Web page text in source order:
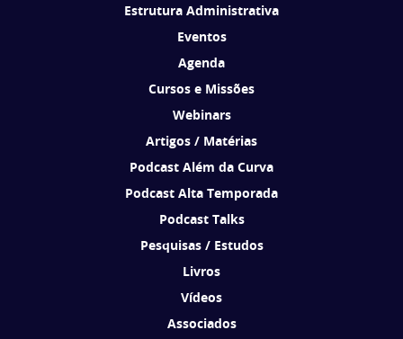
Estrutura Administrativa
Eventos
Agenda
Cursos e Missões
Webinars
Artigos / Matérias
Podcast Além da Curva
Podcast Alta Temporada
Podcast Talks
Pesquisas / Estudos
Livros
Vídeos
Associados